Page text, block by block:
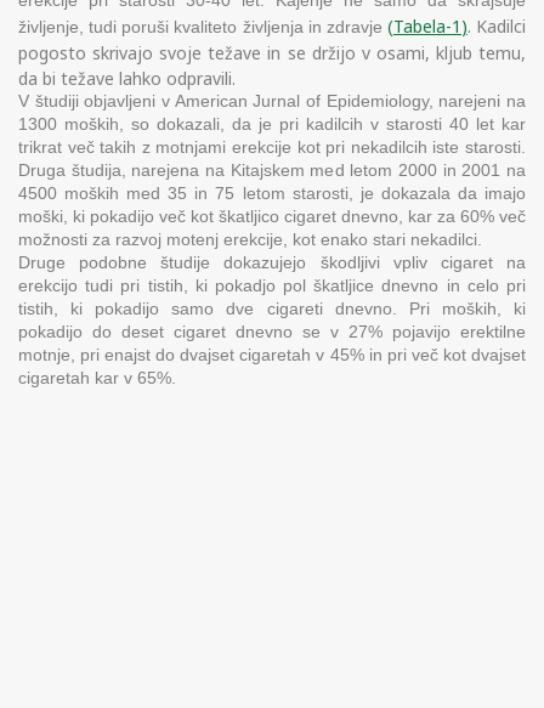
življenje, tudi poruši kvaliteto življenja in zdravje (Tabela-1 ). Kadilci
pogosto skrivajo svoje težave in se držijo v osami, kljub temu,
da bi težave lahko odpravili.
V študiji objavljeni v American Jurnal of Epidemiology, narejeni na
1300 moških, so dokazali, da je pri kadilcih v starosti 40 let kar
trikrat več takih z motnjami erekcije kot pri nekadilcih iste starosti.
Druga študija, narejena na Kitajskem med letom 2000 in 2001 na
4500 moških med 35 in 75 letom starosti, je dokazala da imajo
moški, ki pokadijo več kot škatljico cigaret dnevno, kar za 60% več
možnosti za razvoj motenj erekcije, kot enako stari nekadilci.
Druge podobne študije dokazujejo škodljivi vpliv cigaret na
erekcijo tudi pri tistih, ki pokadjo pol škatljice dnevno in celo pri
tistih, ki pokadijo samo dve cigareti dnevno. Pri moških, ki
pokadijo do deset cigaret dnevno se v 27% pojavijo erektilne
motnje, pri enajst do dvajset cigaretah v 45% in pri več kot dvajset
cigaretah kar v 65%.